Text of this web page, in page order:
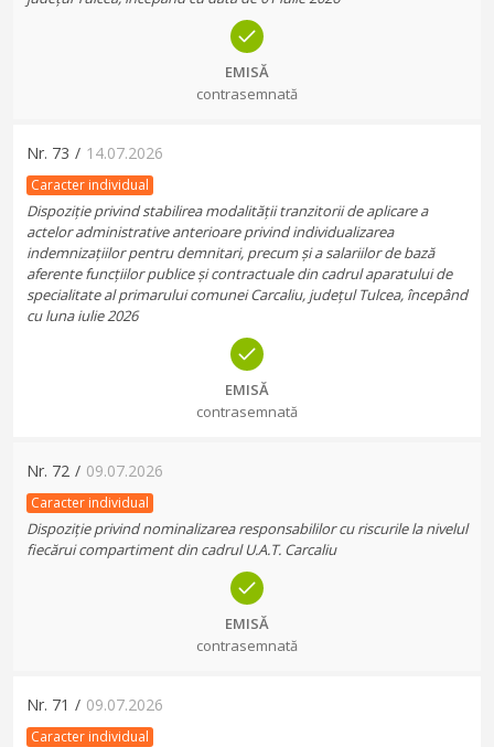
EMISĂ
contrasemnată
Nr. 73 / 14.07.2026
Caracter individual
Dispoziție privind stabilirea modalității tranzitorii de aplicare a
actelor administrative anterioare privind individualizarea
indemnizațiilor pentru demnitari, precum și a salariilor de bază
aferente funcțiilor publice și contractuale din cadrul aparatului de
specialitate al primarului comunei Carcaliu, județul Tulcea, începând
cu luna iulie 2026
EMISĂ
contrasemnată
Nr. 72 / 09.07.2026
Caracter individual
Dispoziție privind nominalizarea responsabililor cu riscurile la nivelul
fiecărui compartiment din cadrul U.A.T. Carcaliu
EMISĂ
contrasemnată
Nr. 71 / 09.07.2026
Caracter individual